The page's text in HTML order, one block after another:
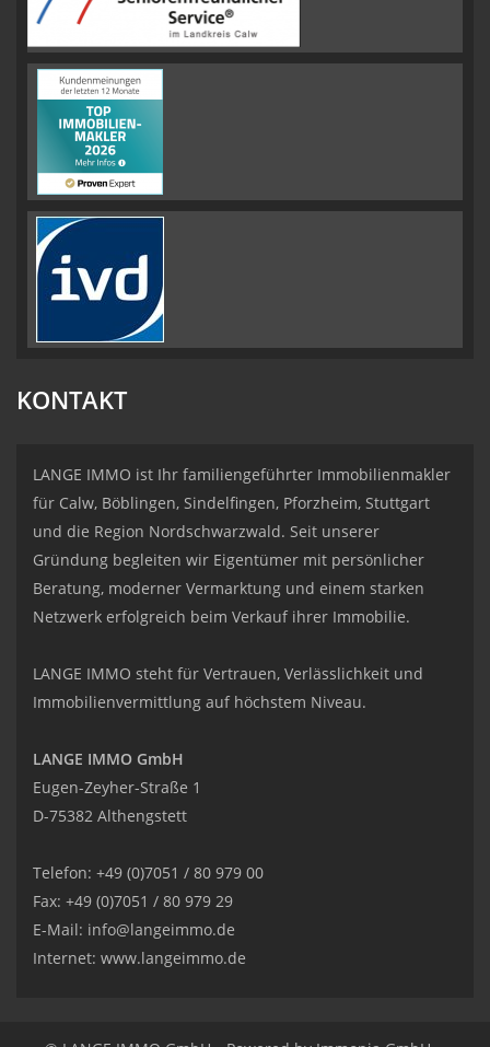
KONTAKT
LANGE IMMO ist Ihr familiengeführter Immobilienmakler
für Calw, Böblingen, Sindelfingen, Pforzheim, Stuttgart
und die Region Nordschwarzwald. Seit unserer
Gründung begleiten wir Eigentümer mit persönlicher
Beratung, moderner Vermarktung und einem starken
Netzwerk erfolgreich beim Verkauf ihrer Immobilie.
LANGE IMMO steht für Vertrauen, Verlässlichkeit und
Immobilienvermittlung auf höchstem Niveau.
LANGE IMMO GmbH
Eugen-Zeyher-Straße 1
D-75382 Althengstett
Telefon: +49 (0)7051 / 80 979 00
Fax: +49 (0)7051 / 80 979 29
E-Mail: info@langeimmo.de
Internet: www.langeimmo.de